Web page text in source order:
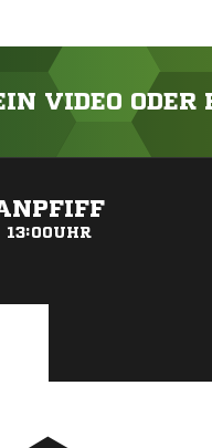
VIDEO ODER
13:00UHR